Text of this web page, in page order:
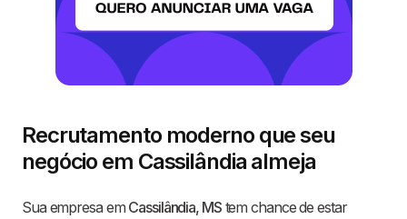
Recrutamento moderno que seu
negócio em Cassilândia almeja
Sua empresa em Cassilândia, MStem chance de estar